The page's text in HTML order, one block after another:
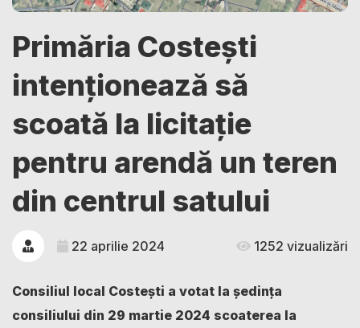
Primăria Costești
intenționează să
scoată la licitație
pentru arendă un teren
din centrul satului
22 aprilie 2024 1252 vizualizări
Consiliul local Costești a votat la ședința
consiliului din 29 martie 2024 scoaterea la